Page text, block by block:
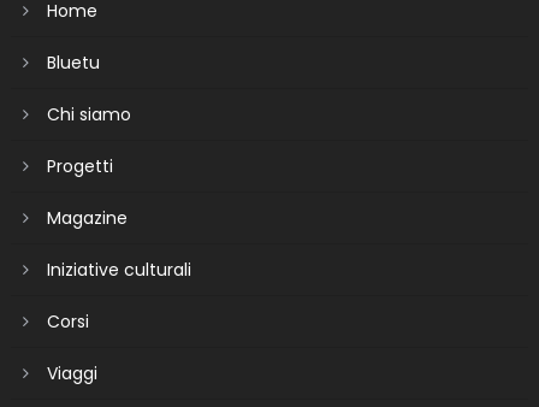
Home
Bluetu
Chi siamo
Progetti
Magazine
Iniziative culturali
Corsi
Viaggi